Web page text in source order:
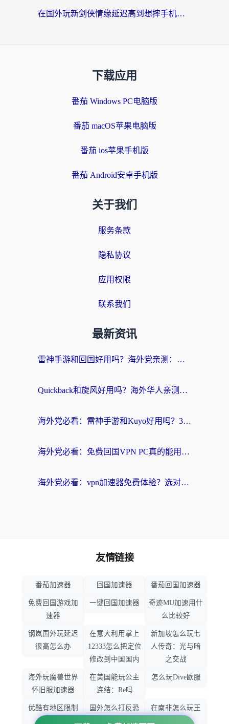
在国外玩新剑侠情缘延迟高到想摔手机？海外玩家亲测有效的加速器选择指南
下载应用
番茄 Windows PC电脑版
番茄 macOS苹果电脑版
番茄 ios苹果手机版
番茄 Android安卓手机版
关于我们
服务条款
隐私协议
应用权限
联系我们
最新资讯
雷神手游和回国好用吗？海外党亲测：选对加速器才能无缝刷剧打游戏
Quickback和旋风好用吗？海外华人亲测：选对回国加速器才能无缝看央视5
海外党必看：雷神手游和Kuyo好用吗？3款回国加速器实测+避坑指南
海外党必看：免费回国VPN PC真的能用？附国内高速VPN选择全攻略
海外党必看：vpn加速器免费体验？选对回国加速器才能无缝刷国内剧玩国服
友情链接
番茄加速器 回国加速器 番茄回国加速器
免费回国游戏加
速器
一键回国加速器
奇迹MU加速用什
么比较好
钢岚国外玩延迟
很高怎么办
在意大利用掌上
12333怎么把定位
修改到中国国内
新加坡怎么玩七
人传奇：光与暗
之交战
海外玩魔兽世界
怀旧服加速器
在美国能玩公主
连结：Re吗
怎么玩Dive欧服
优酷有地区限制
国外怎么打反恐
精英：全球攻势
在南非怎么玩王